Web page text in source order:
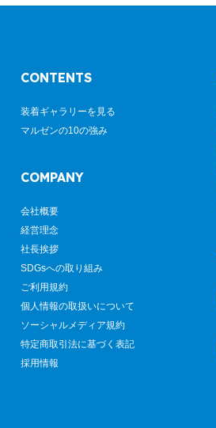
CONTENTS
装着ギャラリーを見る
マルゼンの10の強み
COMPANY
会社概要
経営理念
社長挨拶
SDGsへの取り組み
ご利用規約
個人情報の取扱いについて
ソーシャルメディア規約
特定商取引法に基づく表記
採用情報